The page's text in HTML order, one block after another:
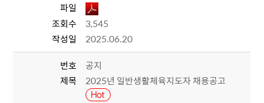
파일
조회수
3,545
작성일
2025.06.20
번호
공지
제목
2025년 일반생활체육지도자 채용공고